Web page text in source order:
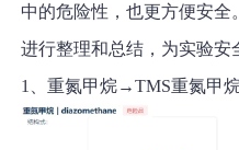
中的危险性，也更方便安全
进行整理和总结，为实验安
1、重氮甲烷→TMS重氮甲